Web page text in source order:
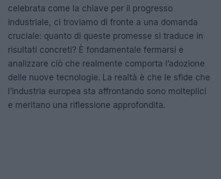
celebrata come la chiave per il progresso
industriale, ci troviamo di fronte a una domanda
cruciale: quanto di queste promesse si traduce in
risultati concreti? È fondamentale fermarsi e
analizzare ciò che realmente comporta l’adozione
delle nuove tecnologie. La realtà è che le sfide che
l’industria europea sta affrontando sono molteplici
e meritano una riflessione approfondita.